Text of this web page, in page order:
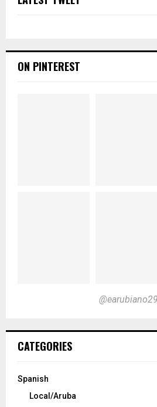
ON PINTEREST
CATEGORIES
Spanish
Local/Aruba